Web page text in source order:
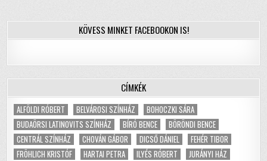
KÖVESS MINKET FACEBOOKON IS!
CÍMKÉK
ALFÖLDI RÓBERT BELVÁROSI SZÍNHÁZ
BOHOCZKI SÁRA
BUDAÖRSI LATINOVITS SZÍNHÁZ
BÍRÓ BENCE
BÖRÖNDI BENCE
CENTRÁL SZÍNHÁZ
CHOVÁN GÁBOR DICSŐ DÁNIEL
FEHÉR TIBOR
FRÖHLICH KRISTÓF
HARTAI PETRA ILYÉS RÓBERT
JURÁNYI HÁZ